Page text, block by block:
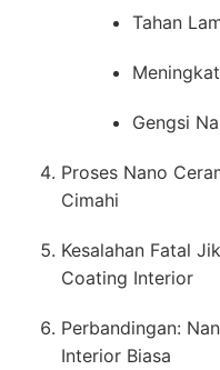
Tahan
Gengsi
Proses Nano
Cimahi
Kesalahan Fatal
Coating Interior
Perbandingan:
Interior Biasa